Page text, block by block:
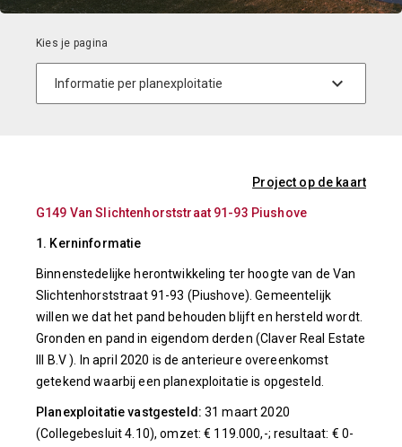
Project op de kaart
G149 Van Slichtenhorststraat 91-93 Piushove
1. Kerninformatie
Binnenstedelijke herontwikkeling ter hoogte van de Van
Slichtenhorststraat 91-93 (Piushove). Gemeentelijk
willen we dat het pand behouden blijft en hersteld wordt.
Gronden en pand in eigendom derden (Claver Real Estate
III B.V ). In april 2020 is de anterieure overeenkomst
getekend waarbij een planexploitatie is opgesteld.
Planexploitatie vastgesteld: 31 maart 2020
(Collegebesluit 4.10), omzet: € 119.000,-; resultaat: € 0-